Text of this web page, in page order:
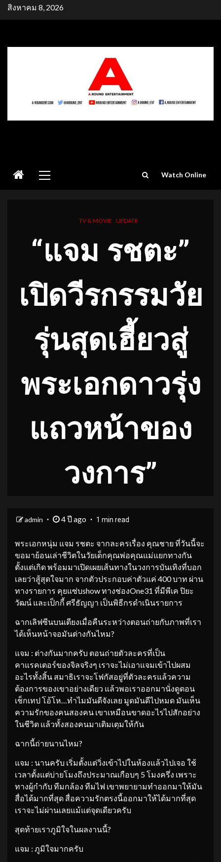
Skipสิงหาคม 8, 2026
Menu
Watch Online
TV & MOVIE UPDATE
“แจม รชตะ”
เปิดวีรกรรมวัย
รุ่นสุดเฮี้ยวสู่
พระเอกดาวรุ่ง
แถวหน้าของ
วงการ”
admin 4 ปี ago 1 min read
พระเอกหนุ่ม แจม รชตะ จากละครเรื่อง คุณชาย ที่วันนี้จะ
ขอมาย้อนเล่าชีวิตในวัยเด็กคุณพ่อคุณแม่แยกทางกัน
ตั้งแต่เกิด พร้อมมาเปิดเผยเส้นทางในวงการบันเทิงที่บอก
เลยว่าสู้สุดใจมาก จากตัวประกอบค่าตัวแค่ 400 บาท ผ่าน
ทางรายการ คุยแซ่บshow ทางช่องOne31 ที่มีพีเค ปิยะ
วัฒน์ และเป็กกี้ ศรีธัญญา เป็นพิธีกรดำเนินรายการ
ฉากเลิฟซีนบนเตียงเมื่อคืนระหว่างตอนถ่ายกับภาพที่เรา
ได้เห็นหน้าจอมันต่างกันไหม?
แจม : ต่างกันมากครับ ตอนถ่ายตัวละครที่เป็น
คาแรคเตอร์ของจิลจริงๆ เราจะไม่เอาแจมเข้าไปผสม
อะไรทั้งสิ้น สมาธิเราจะโฟกัสอยู่ที่ตัวละครแล้วความ
ต้องการของเขาอย่างเดียว แล้วพอเราออกมานั่งดูตอน
เช็กเทป โอ้โห…ทำไมมันดีจังเลย มูดมันดีไปหมด มันเห็น
ความรักของคนสองคน เขาเหมือนขาดอะไรไปสักอย่าง
ในชีวิต แล้วทั้งสองคนมาเติมเตฺมให้กัน
ฉากนี้ถ่ายนานไหม?
แจม : นานครับ เริ่มตั้งแต่วิ่งเข้าไปในห้องแล้วไปเจอ ใช้
เวลาตั้งแต่บ่ายโมงถึงประมาณเกือบๆ 5 โมงครึ่ง เพราะ
ทางผู้กำกับ ทีมกล้อง ทีมไฟ เขาพยายามทำออกมาให้มัน
สื่อได้มากที่สุด สื่อความรักตรงนี้ออกมาให้ได้มากที่สุด
เราจะไม่ผ่านเลยแม้แต่จุดเดียวครับ
สุดท้ายเราภูมิใจในผลงานนี้?
แจม : ภูมิใจมากครับ